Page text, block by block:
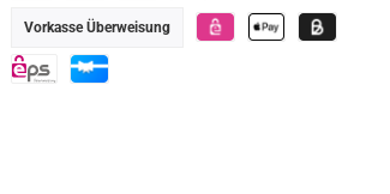
PayPal Kredit-/Debitkarte
Vorkasse Überweisung
Google Pay